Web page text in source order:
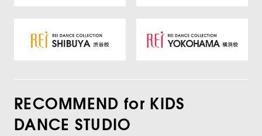
RECOMMEND for KIDS
DANCE STUDIO